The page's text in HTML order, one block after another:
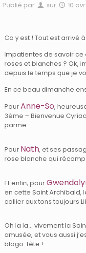
Publié par sur 10
Ca y est ! Tout est arrivé
Impatientes de savoir
roses et blanches ? Ok,
depuis le temps que je
En ce beau dimanche
PourAnne-So,
3ème – Bienvenue
parme :
Pour Nath, et ses
rose blanche qui
Et enfin, pour
en cette Saint Archibald,
collier aux tons toujours
Oh la la… vivement la
amusée, et vous aussi
blogo-fête !